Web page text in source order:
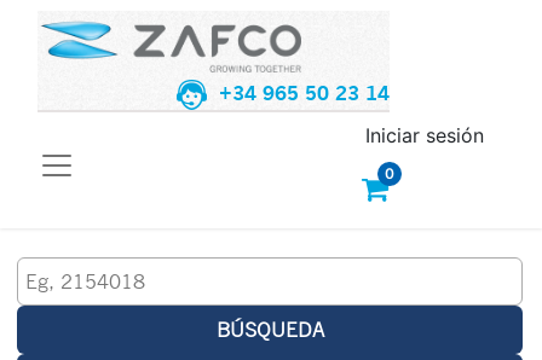
+34 965 50 23 14
0
Iniciar sesión
BÚSQUEDA